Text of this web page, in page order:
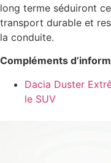
long terme séduiront
transport durable et
la conduite.
Compléments
Dacia Duster
le SUV